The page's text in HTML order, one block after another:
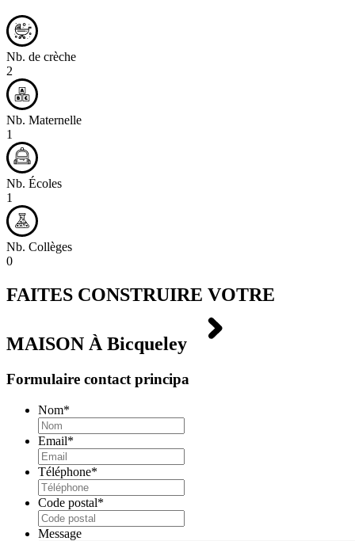
Nb. de crèche
2
Nb. Maternelle
1
Nb. Écoles
1
Nb. Collèges
0
FAITES CONSTRUIRE VOTRE
MAISON À Bicqueley
Formulaire contact principa
Nom*
Email*
Téléphone*
Code postal*
Message